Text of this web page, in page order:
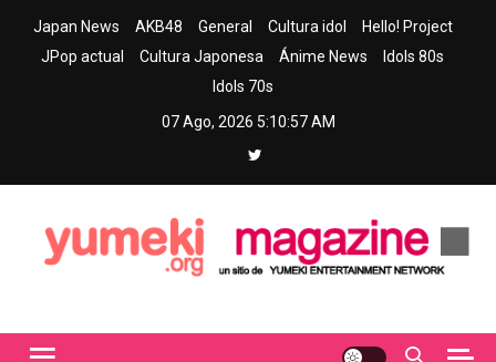
Japan News AKB48 General Cultura idol
Hello! Project
JPop actual
Cultura Japonesa Ánime News
Idols 80s
Idols 70s
07 Ago, 2026 5:10:58 AM